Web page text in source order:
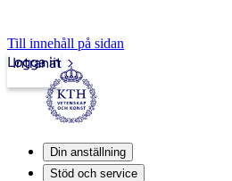
Till innehåll på sidan
Intranät
Logga in
Din anställning
Stöd och service